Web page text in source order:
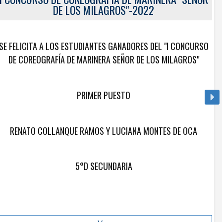
DE LOS MILAGROS"-2022
SE FELICITA A LOS ESTUDIANTES GANADORES DEL "I CONCURSO
DE COREOGRAFÍA DE MARINERA SEÑOR DE LOS MILAGROS"
PRIMER PUESTO
RENATO COLLANQUE RAMOS Y LUCIANA MONTES DE OCA
5°D SECUNDARIA
Guilen Velasquez